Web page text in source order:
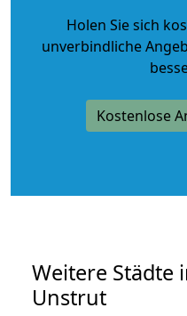
Holen Sie sich
unverbindliche
Kostenlose
Weitere Städte
Unstrut